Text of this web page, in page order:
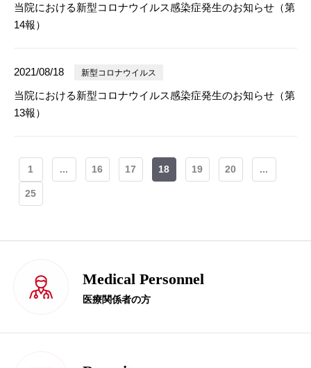
当院における新型コロナウイルス感染症発生のお知らせ（第
14報）
2021/08/18 新型コロナウイルス
当院における新型コロナウイルス感染症発生のお知らせ（第
13報）
1 ... 16 17 18 19 20 ...
25
Medical Personnel
医療関係者の方